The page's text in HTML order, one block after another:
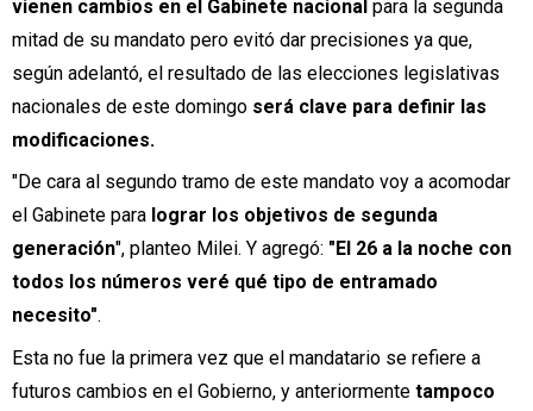
vienen cambios en el Gabinete nacional para la segunda
mitad de su mandato pero evitó dar precisiones ya que,
según adelantó, el resultado de las elecciones legislativas
nacionales de este domingo será clave para definir las
modificaciones.
"De cara al segundo tramo de este mandato voy a acomodar
el Gabinete para lograr los objetivos de segunda
generación", planteo Milei. Y agregó: "El 26 a la noche con
todos los números veré qué tipo de entramado
necesito".
Esta no fue la primera vez que el mandatario se refiere a
futuros cambios en el Gobierno, y anteriormente tampoco